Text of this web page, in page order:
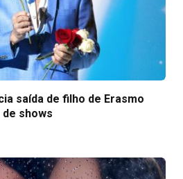
saída de filho de Erasmo
shows